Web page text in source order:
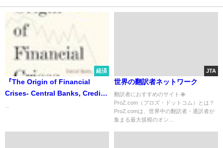
経済
『The Origin of Financial
Crises- Central Banks, Credit
JTA
世界の翻訳者ネットワーク
翻訳者におすすめのサイト 🌐
ProZ.com（プロズ・ドットコム）とは？
ProZ.comは、世界中の翻訳者・通訳者が
集まる最大規模のオン...